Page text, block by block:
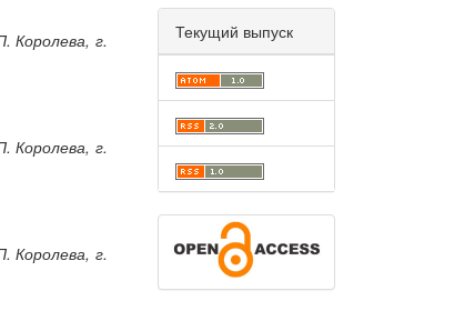
Королева, г.
Королева, г.
Королева, г.
Текущий выпуск